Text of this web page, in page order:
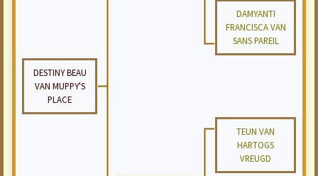
DAMYANTI
FRANCISCA VAN
SANS PAREIL
DESTINY BEAU
VAN MUPPY'S
PLACE
TEUN VAN
HARTOGS
VREUGD